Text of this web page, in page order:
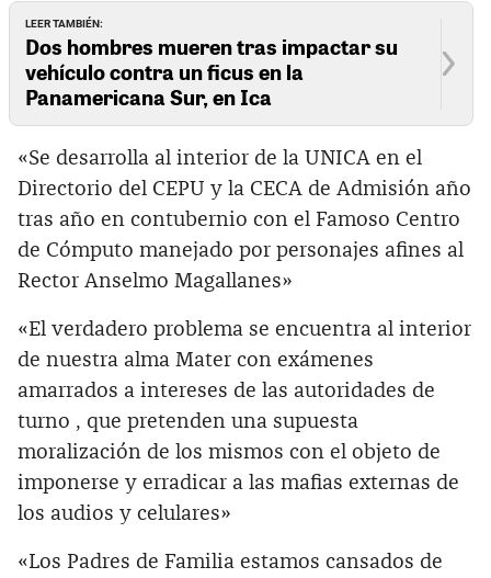
LEER TAMBIÉN:
Dos hombres mueren tras impactar su
vehículo contra un ficus en la
Panamericana Sur, en Ica
«Se desarrolla al interior de la UNICA en el
Directorio del CEPU y la CECA de Admisión año
tras año en contubernio con el Famoso Centro
de Cómputo manejado por personajes afines al
Rector Anselmo Magallanes»
«El verdadero problema se encuentra al interior
de nuestra alma Mater con exámenes
amarrados a intereses de las autoridades de
turno , que pretenden una supuesta
moralización de los mismos con el objeto de
imponerse y erradicar a las mafias externas de
los audios y celulares»
«Los Padres de Familia estamos cansados de